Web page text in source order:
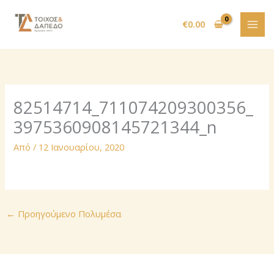
περιεχόμενο
€0.00
82514714_711074209300356_
3975360908145721344_n
Από/ 12 Ιανουαρίου, 2020
← Προηγούμενο Πολυμέσα